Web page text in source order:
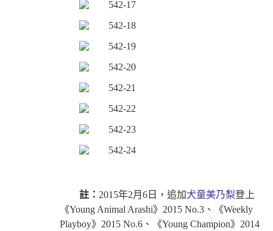
註： 2015年2月6日，追加犬童美乃梨登上
《Young Animal Arashi》2015 No.3、《Weekly
Playboy》2015 No.6、《Young Champion》2014